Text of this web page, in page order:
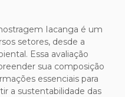
Iacanga é um
setores, desde a
Essa avaliação
sua composição
essenciais para
a sustentabilidade das